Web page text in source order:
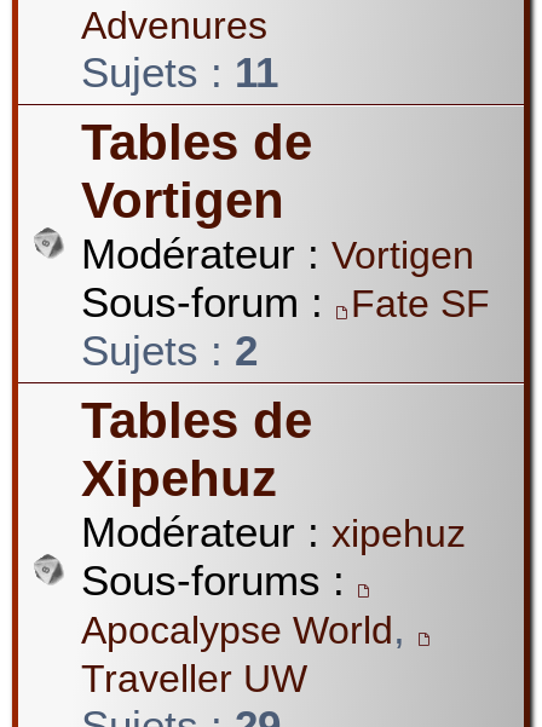
Advenures
Sujets : 11
Tables de
Vortigen
Modérateur : Vortigen
Sous-forum : Fate SF
Sujets : 2
Tables de
Xipehuz
Modérateur : xipehuz
Sous-forums :
Apocalypse World,
Traveller UW